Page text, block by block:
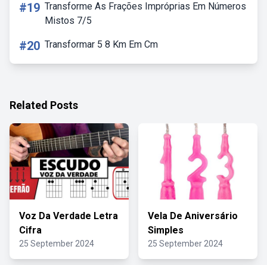
#19 Transforme As Frações Impróprias Em Números
Mistos 7/5
#20 Transformar 5 8 Km Em Cm
Related Posts
Voz Da Verdade Letra
Cifra
25 September 2024
Vela De Aniversário
Simples
25 September 2024